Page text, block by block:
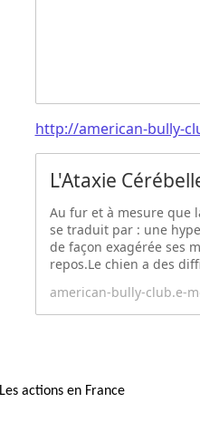
http://american-bully-
L'Ataxie
Au fur et à mesure que
se traduit par : une
de façon exagérée ses
repos.Le chien a des
american-bully-club.e-
Les actions en France